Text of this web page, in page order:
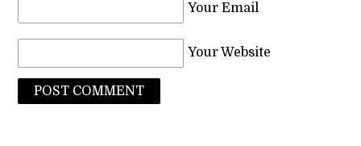
Your Email
Your Website